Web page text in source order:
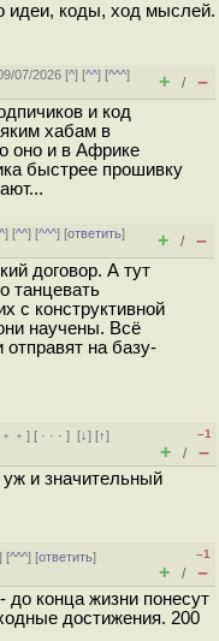
идеи, коды, ход мыслей.
07/2026 [^] [^^] [^^^]
+ / –
и код
хабам в
оно и в Африке
быстрее прошивку
^] [^^] [^^^] [ответить]
+ / –
договор. А тут
танцевать
с конструктивной
научены. Всё
отправят на базу-
] [ · · ·][↓] [↑]
–1
+ / –
и значительный
] [^^^] [ответить]
–1
+ / –
до конца жизни понесут
достижения. 200